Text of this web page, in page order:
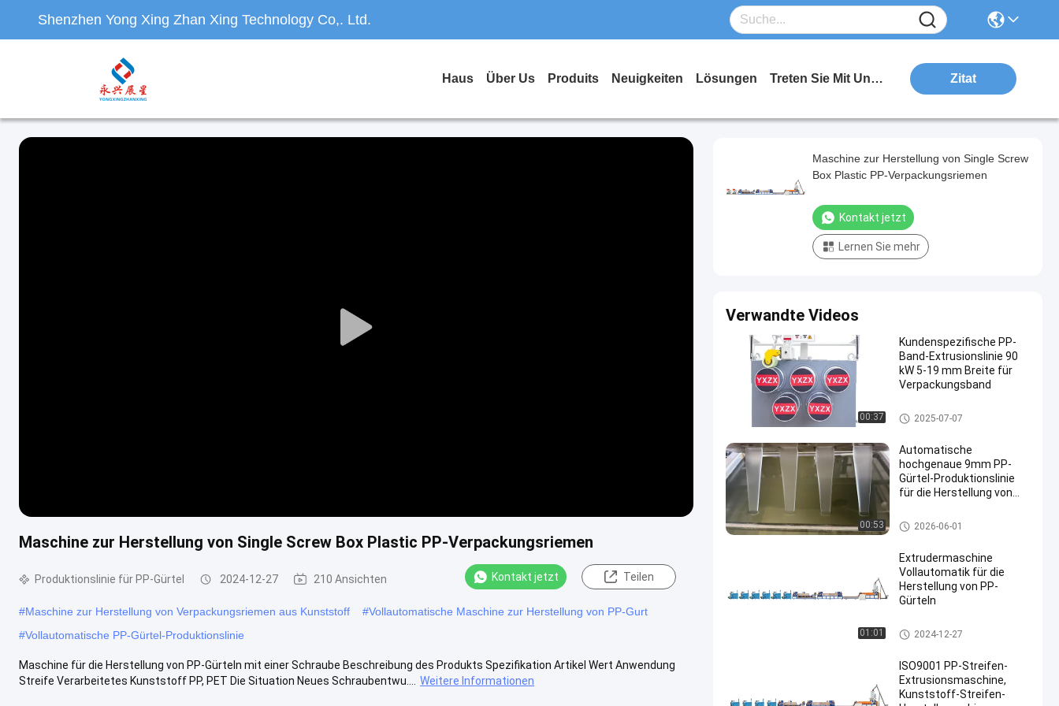
Shenzhen Yong Xing Zhan Xing Technology Co,. Ltd.
Haus Über Us Produits Neuigkeiten Lösungen Treten Sie Mit Uns In Verbindung Zitat
Play
Maschine zur Herstellung von Single Screw Box Plastic PP-Verpackungsriemen
Produktionslinie für PP-Gürtel 2024-12-27 210 Ansichten Kontakt jetzt Teilen
#Maschine zur Herstellung von Verpackungsriemen aus Kunststoff #Vollautomatische Maschine zur Herstellung von PP-Gurt
#Vollautomatische PP-Gürtel-Produktionslinie
Maschine für die Herstellung von PP-Gürteln mit einer Schraube Beschreibung des Produkts Spezifikation Artikel Wert Anwendung
Streife Verarbeitetes Kunststoff PP, PET Die Situation Neues Schraubentwu....
Weitere Informationen
Maschine zur Herstellung von Single Screw
Box Plastic PP-Verpackungsriemen
Kontakt jetzt
Lernen Sie mehr
Verwandte Videos
00:37
Kundenspezifische PP-
Band-Extrusionslinie 90
kW 5-19 mm Breite für
Verpackungsband
PP-Strapband-Extrusionsleitun
g
2025-07-07
00:53
Automatische
hochgenaue 9mm PP-
Gürtel-Produktionslinie
für die Herstellung von
PP-Gürtelherstellung
2026-06-01
01:01
Extrudermaschine
Vollautomatik für die
Herstellung von PP-
Gürteln
Produktionslinie für PP-Gürtel
2024-12-27
ISO9001 PP-Streifen-
Extrusionsmaschine,
Kunststoff-Streifen-